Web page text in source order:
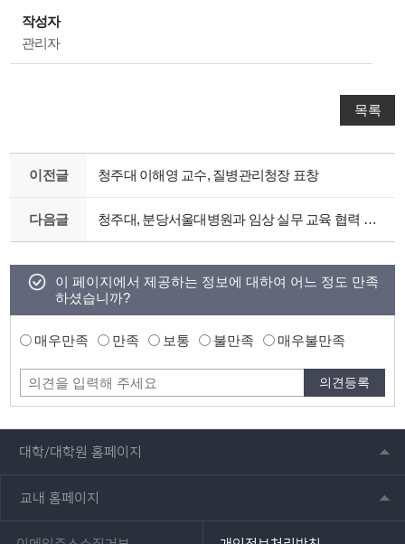
작성자
관리자
목록
이전글 청주대 이해영 교수, 질병관리청장 표창
다음글 청주대, 분당서울대병원과 임상 실무 교육 협력 강화
이 페이지에서 제공하는 정보에 대하여 어느 정도 만족
하셨습니까?
매우만족 만족 보통 불만족 매우불만족
대학/대학원 홈페이지
교내 홈페이지